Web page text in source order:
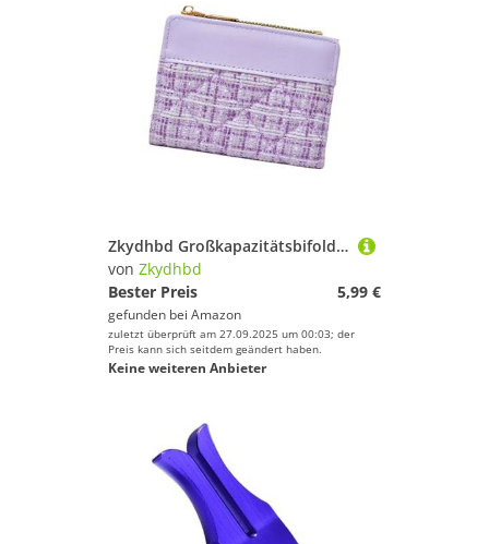
Zkydhbd Großkapazitätsbifold Brieftasche Frauen PU Lederausstattung Mit Kreditkarteninhabern Kompakte Und Leichte Damen Geldbeutel Geldbeutel
von Zkydhbd
Bester Preis
5,99 €
gefunden bei Amazon
zuletzt überprüft am 27.09.2025 um 00:03; der
Preis kann sich seitdem geändert haben.
Keine weiteren Anbieter